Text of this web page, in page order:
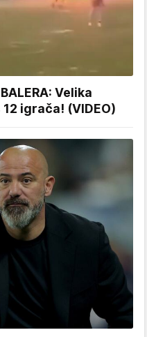
Velika
igrača! (VIDEO)